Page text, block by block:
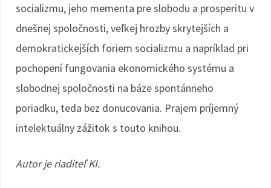
socializmu, jeho mementa pre slobodu a prosperitu v
dnešnej spoločnosti, veľkej hrozby skrytejších a
demokratickejších foriem socializmu a napríklad pri
pochopení fungovania ekonomického systému a
slobodnej spoločnosti na báze spontánneho
poriadku, teda bez donucovania. Prajem príjemný
intelektuálny zážitok s touto knihou.
Autor je riaditeľ KI.